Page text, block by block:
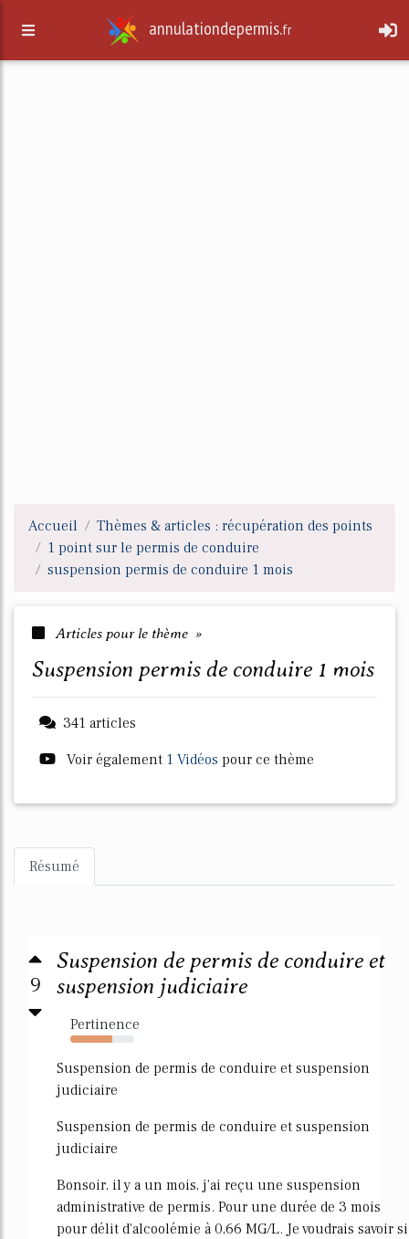
annulationdepermis.fr
Accueil
Thèmes & articles : récupération des points
1 point sur le permis de conduire
suspension permis de conduire 1 mois
Articles pour le thème »
suspension permis de conduire 1 mois
341 articles
Voir également 1 Vidéos pour ce thème
Résumé
9
Suspension de permis de conduire et
suspension judiciaire
Pertinence
66%
Suspension de permis de conduire et suspension
judiciaire
Suspension de permis de conduire et suspension
judiciaire
Bonsoir, il y a un mois, j'ai reçu une suspension
administrative de permis. Pour une durée de 3 mois
pour délit d'alcoolémie à 0,66 MG/L. Je voudrais savoir si